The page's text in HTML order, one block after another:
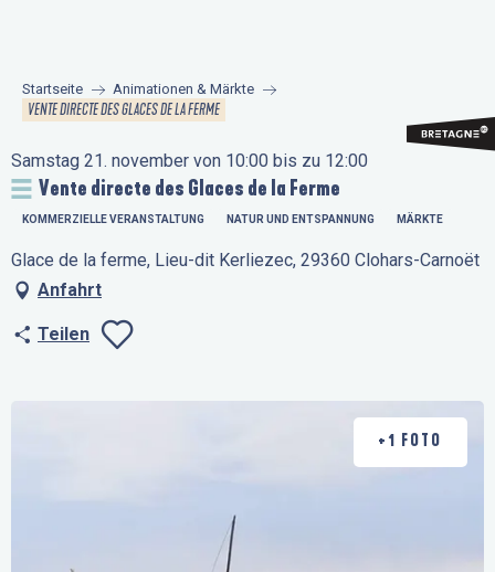
principal
Startseite Animationen & Märkte
VENTE DIRECTE DES GLACES DE LA FERME
Samstag 21. november von 10:00 bis zu 12:00
Vente directe des Glaces de la Ferme
KOMMERZIELLE VERANSTALTUNG NATUR UND ENTSPANNUNG MÄRKTE
Glace de la ferme, Lieu-dit Kerliezec, 29360 Clohars-Carnoët
Anfahrt
Teilen
+1 FOTO